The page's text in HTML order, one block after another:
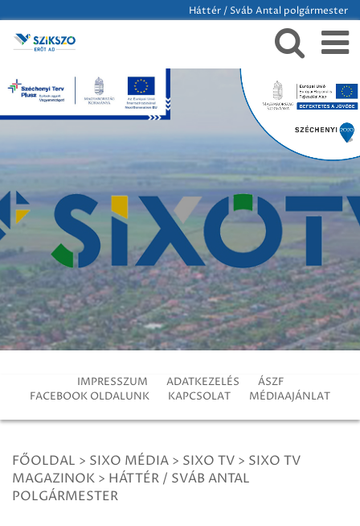
Háttér / Sváb Antal polgármester
IMPRESSZUM ADATKEZELÉS
ÁSZF
FACEBOOK OLDALUNK
KAPCSOLAT MÉDIAAJÁNLAT
FŐOLDAL > SIXO MÉDIA > SIXO TV > SIXO TV
MAGAZINOK > HÁTTÉR / SVÁB ANTAL
POLGÁRMESTER